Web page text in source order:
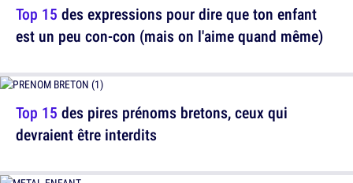
Top 15 des pires prénoms bretons, ceux qui
devraient être interdits
Top 15 des expressions pour dire que ton enfant
est un peu con-con (mais on l'aime quand même)